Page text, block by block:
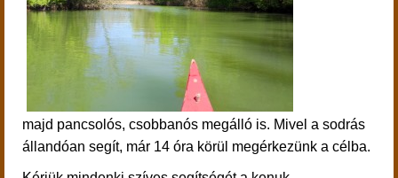
majd pancsolós, csobbanós megálló is. Mivel a sodrás
állandóan segít, már 14 óra körül megérkezünk a célba.